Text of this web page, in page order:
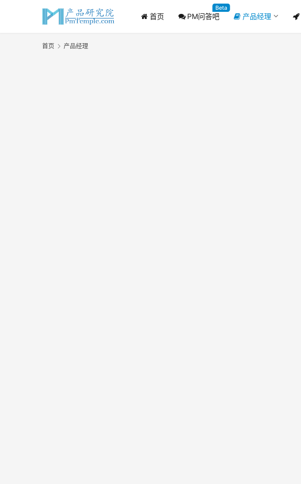
首页 PM问答吧
Beta
产品经理
首页 产品经理